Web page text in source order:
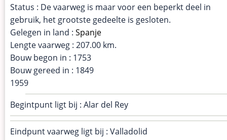
Status : De vaarweg is maar voor een beperkt deel in
gebruik, het grootste gedeelte is gesloten.
Gelegen in land : Spanje
Lengte vaarweg : 207.00 km.
Bouw begon in : 1753
Bouw gereed in : 1849
1959
Begintpunt ligt bij : Alar del Rey
Eindpunt vaarweg ligt bij : Valladolid